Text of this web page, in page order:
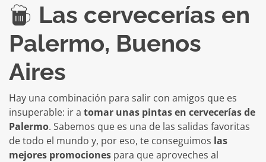
Las cervecerías en
Palermo, Buenos
Aires
Hay una combinación para salir con amigos que es
insuperable: ir a tomar unas pintas en cervecerías de
Palermo. Sabemos que es una de las salidas favoritas
de todo el mundo y, por eso, te conseguimos las
mejores promociones para que aproveches al